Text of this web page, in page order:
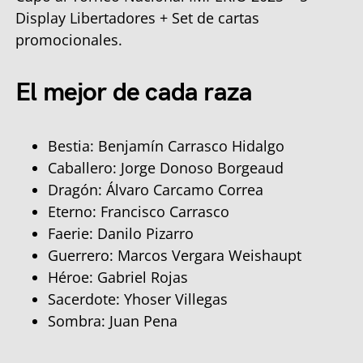
Display Libertadores + Set de cartas
promocionales.
El mejor de cada raza
Bestia: Benjamín Carrasco Hidalgo
Caballero: Jorge Donoso Borgeaud
Dragón: Álvaro Carcamo Correa
Eterno: Francisco Carrasco
Faerie: Danilo Pizarro
Guerrero: Marcos Vergara Weishaupt
Héroe: Gabriel Rojas
Sacerdote: Yhoser Villegas
Sombra: Juan Pena